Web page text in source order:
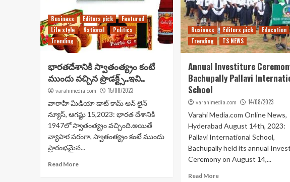
Business Editors pick
Featured
Life style
National
Politics
Trending
భారతదేశానికి స్వాతంత్య్రం కంటే
ముందు వచ్చిన ప్రొడక్ట్స్..ఇవి..
varahimedia.com 15/08/2023
వారాహి మీడియా డాట్ కామ్ ఆన్ లైన్
న్యూస్, ఆగష్టు 15,2023: భారత దేశానికి
1947లో స్వాతంత్య్రం వచ్చింది.అయితే
వ్యాపార పరంగా, స్వాతంత్య్రం కంటే ముందు
ప్రారంభమైన...
Read More
Business Editors pick
Education
Trending
TS NEWS
Annual Investiture
Bachupally Pallavi
School
varahimedia.com 14/08/2023
Varahi Media.com Online News,
Hyderabad August 14th, 2023:
Pallavi International School,
Bachupally held its annual
Ceremony on August 14,...
Read More